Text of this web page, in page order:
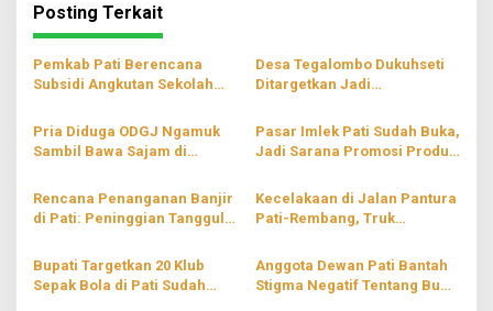
Posting Terkait
Pemkab Pati Berencana
Subsidi Angkutan Sekolah
Desa Tegalombo Dukuhseti
Ditargetkan Jadi
Modern
Pria Diduga ODGJ Ngamuk
Sambil Bawa Sajam di
Pasar Imlek Pati Sudah Buka,
Jadi Sarana Promosi Produk
Rencana Penanganan Banjir
di Pati: Peninggian Tanggul
Kecelakaan di Jalan Pantura
Pati-Rembang, Truk
Bupati Targetkan 20 Klub
Sepak Bola di Pati Sudah
Anggota Dewan Pati Bantah
Stigma Negatif Tentang Bumi